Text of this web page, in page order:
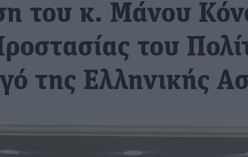
του κ. Μάνου
του
της Ελληνικής